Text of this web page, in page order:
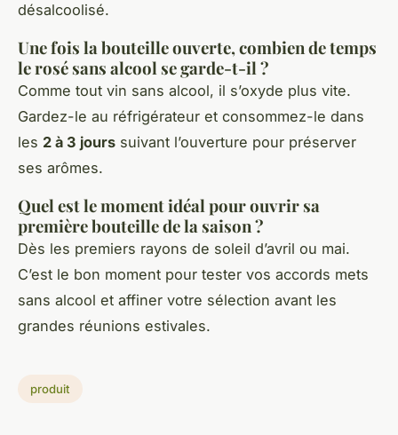
désalcoolisé.
Une fois la bouteille ouverte, combien de temps
le rosé sans alcool se garde-t-il ?
Comme tout vin sans alcool, il s’oxyde plus vite.
Gardez-le au réfrigérateur et consommez-le dans
les 2 à 3 jours suivant l’ouverture pour préserver
ses arômes.
Quel est le moment idéal pour ouvrir sa
première bouteille de la saison ?
Dès les premiers rayons de soleil d’avril ou mai.
C’est le bon moment pour tester vos accords mets
sans alcool et affiner votre sélection avant les
grandes réunions estivales.
produit